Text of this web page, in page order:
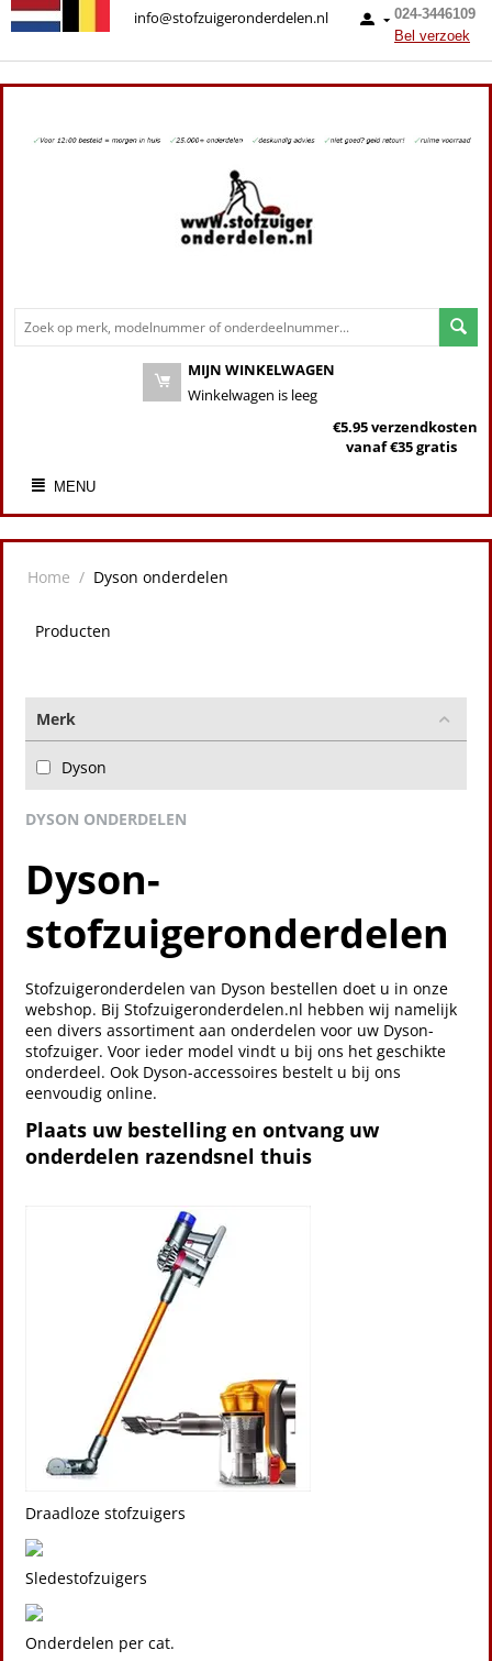
024-3446109
Bel verzoek
info@stofzuigeronderdelen.nl
MIJN WINKELWAGEN
Winkelwagen is leeg
€5.95 verzendkosten
vanaf €35 gratis
MENU
Home / Dyson onderdelen
Producten
Merk
Dyson
DYSON ONDERDELEN
Dyson-
stofzuigeronderdelen
Stofzuigeronderdelen van Dyson bestellen doet u in onze
webshop. Bij Stofzuigeronderdelen.nl hebben wij namelijk
een divers assortiment aan onderdelen voor uw Dyson-
stofzuiger. Voor ieder model vindt u bij ons het geschikte
onderdeel. Ook Dyson-accessoires bestelt u bij ons
eenvoudig online.
Plaats uw bestelling en ontvang uw
onderdelen razendsnel thuis
Draadloze stofzuigers
Sledestofzuigers
Onderdelen per cat.